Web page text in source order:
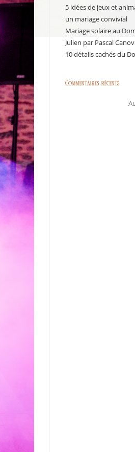
5 idées de jeux et
un mariage convivial
Mariage solaire au
Julien par Pascal
10 détails cachés du
Commentaires récents